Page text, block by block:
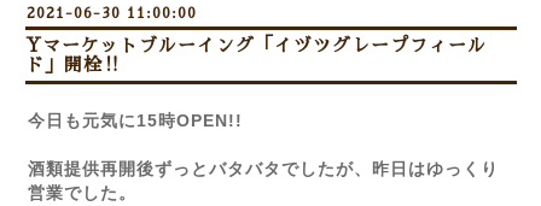
2021-06-30 11:00:00
Yマーケットブルーイング「イヅツグレープフィール
ド」開栓‼
今日も元気に15時OPEN!!
酒類提供再開後ずっとバタバタでしたが、昨日はゆっくり
営業でした。